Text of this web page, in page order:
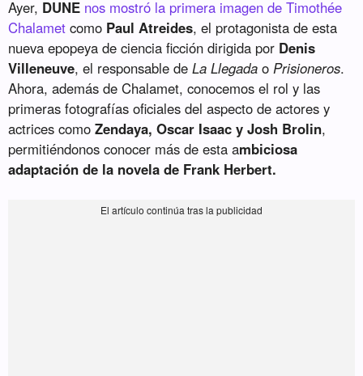
Ayer, DUNE nos mostró la primera imagen de Timothée
Chalamet como Paul Atreides, el protagonista de esta
nueva epopeya de ciencia ficción dirigida por Denis
Villeneuve, el responsable deLa Llegada o Prisioneros.
Ahora, además de Chalamet, conocemos el rol y las
primeras fotografías oficiales del aspecto de actores y
actrices comoZendaya, Oscar Isaac y Josh Brolin,
permitiéndonos conocer más de esta ambiciosa
adaptación de la novela de Frank Herbert.